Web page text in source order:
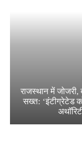
राजस्थान में जोजरी,
सख्त: ‘इंटीग्रेटेड